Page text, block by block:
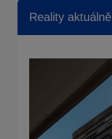
Reality aktuálně